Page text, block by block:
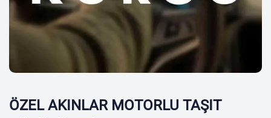
ÖZEL AKINLAR MOTORLU TAŞIT